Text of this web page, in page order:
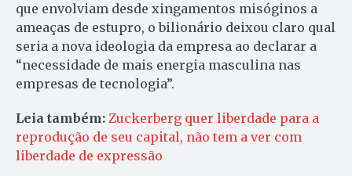
que envolviam desde xingamentos misóginos a
ameaças de estupro, o bilionário deixou claro qual
seria a nova ideologia da empresa ao declarar a
“necessidade de mais energia masculina nas
empresas de tecnologia”.
Leia também: Zuckerberg quer liberdade para a
reprodução de seu capital, não tem a ver com
liberdade de expressão